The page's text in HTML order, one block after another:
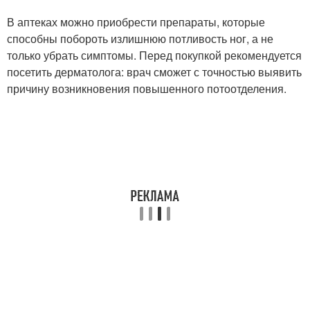
В аптеках можно приобрести препараты, которые
способны побороть излишнюю потливость ног, а не
только убрать симптомы. Перед покупкой рекомендуется
посетить дерматолога: врач сможет с точностью выявить
причину возникновения повышенного потоотделения.